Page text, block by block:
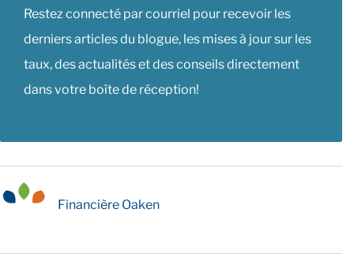
Restez connecté par courriel pour recevoir les
derniers articles du blogue, les mises à jour sur les
taux, des actualités et des conseils directement
dans votre boîte de réception!
Financière Oaken